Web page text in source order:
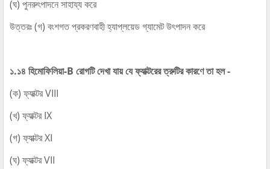
(ঘ) পুনরুৎপাদনে সাহায্য করে
উত্তরঃ (গ) বংশগত প্রকরণবাহী হ্যাপ্লয়েড গ্যামেট উৎপাদন করে
১.১৪ হিমোফিলিয়া-B রোগটি দেখা যায় যে ফ্যাক্টরের ত্রুটির কারণে তা হল -
(ক) ফ্যাক্টর VIII
(খ) ফ্যাক্টর IX
(গ) ফ্যাক্টর XI
(ঘ) ফ্যাক্টর VII